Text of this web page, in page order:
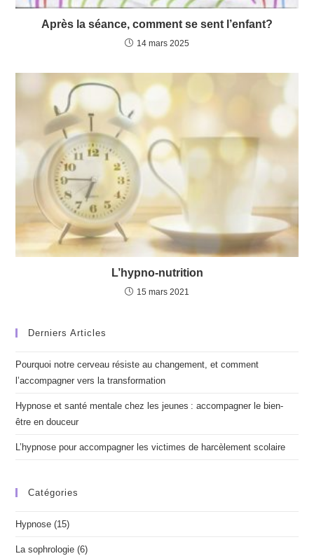
Après la séance, comment se sent l’enfant?
14 mars 2025
L’hypno-nutrition
15 mars 2021
Derniers Articles
Pourquoi notre cerveau résiste au changement, et comment
l’accompagner vers la transformation
Hypnose et santé mentale chez les jeunes : accompagner le bien-
être en douceur
L’hypnose pour accompagner les victimes de harcèlement scolaire
Catégories
Hypnose (15)
La sophrologie (6)